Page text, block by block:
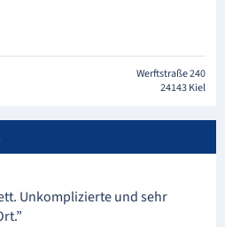
Werftstraße 240
24143 Kiel
Unkomplizierte und sehr